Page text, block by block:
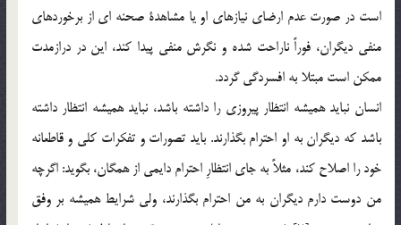
است در صورت عدم ارضاي نيازهاي او يا مشاهدة صحنه اي از برخوردهاي
منفي ديگران، فوراً ناراحت شده و نگرش منفي پيدا كند، اين در درازمدت
ممكن است مبتلا به افسردگي گردد.
انسان نبايد هميشه انتظار پيروزي را داشته باشد، نبايد هميشه انتظار داشته
باشد كه ديگران به او احترام بگذارند. بايد تصورات و تفكرات كلي و قاطعانه
خود را اصلاح كند، مثلاً به جاي انتظارِ احترام دايمي از همگان، بگويد: اگرچه
من دوست دارم ديگران به من احترام بگذارند، ولي شرايط هميشه بر وفق